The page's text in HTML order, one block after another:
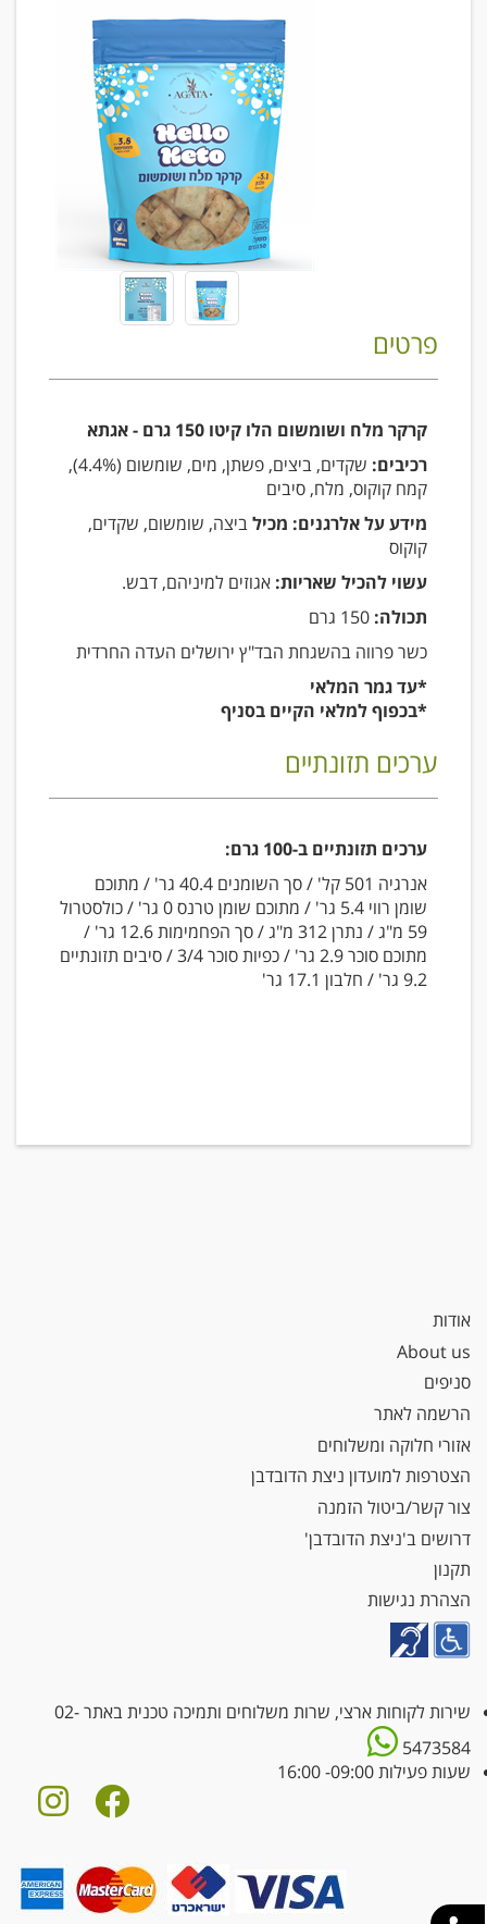
פרטים
קרקר מלח ושומשום הלו קיטו 150 גרם - אגתא
רכיבים:
שקדים, ביצים, פשתן, מים, שומשום (4.4%),
קמח קוקוס, מלח, סיבים
מידע על אלרגנים: מכילביצה, שומשום, שקדים,
קוקוס
עשוי להכיל שאריות: אגוזים למיניהם, דבש.
תכולה: 150 גרם
כשר פרווה בהשגחת הבד"ץ ירושלים העדה החרדית
*עד גמר המלאי
*בכפוף למלאי הקיים בסניף
ערכים תזונתיים
ערכים תזונתיים ב-100 גרם:
אנרגיה 501 קל' / סך השומנים 40.4 גר' / מתוכם
שומן רווי 5.4 גר' / מתוכם שומן טרנס 0 גר' / כולסטרול
59 מ"ג / נתרן 312 מ"ג / סך הפחמימות 12.6 גר' /
מתוכם סוכר 2.9 גר' / כפיות סוכר 3/4 / סיבים תזונתיים
9.2 גר' / חלבון 17.1 גר'
אודות
About us
סניפים
הרשמה לאתר
אזורי חלוקה ומשלוחים
הצטרפות למועדון ניצת הדובדבן
צור קשר/ביטול הזמנה
דרושים ב'ניצת הדובדבן'
תקנון
הצהרת נגישות
שירות לקוחות ארצי, שרות משלוחים ותמיכה טכנית באתר02-
5473584
שעות פעילות 09:00- 16:00